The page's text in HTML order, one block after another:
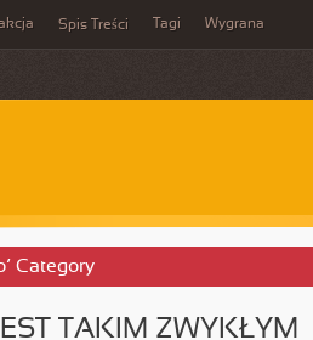
Spis Treści Tagi Wygrana
Category
TAKIM ZWYKŁYM